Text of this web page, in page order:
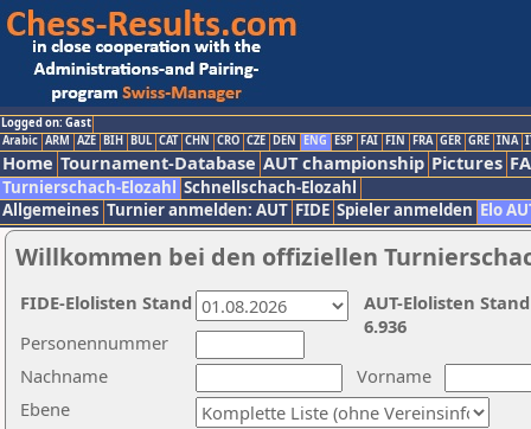
Logged on: Gast
Arabic ARM AZE BIH BUL CAT CHN CRO CZE DEN ENG ESP FAI FIN FRA GER GRE INA
Home Tournament-Database AUT championship Pictures
Turnierschach-Elozahl Schnellschach-Elozahl
Allgemeines Turnier anmelden: AUT FIDE Spieler anmelden Elo
Willkommen bei den offiziellen
Nachname
Vorname
Ebene
Personennummer
AUT-Elolisten
6.936
FIDE-Elolisten Stand